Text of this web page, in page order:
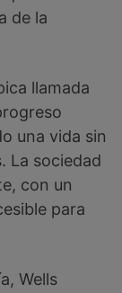
de la
llamada
una vida sin
La sociedad
con un
para
Wells